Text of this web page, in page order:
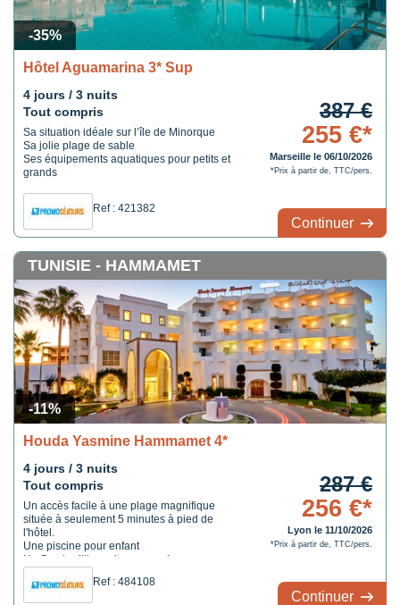
-35%
Hôtel Aguamarina 3* Sup
4 jours / 3 nuits
Tout compris
Sa situation idéale sur l’île de Minorque
Sa jolie plage de sable
Ses équipements aquatiques pour petits et
grands
Ref : 421382
387 €
255 €*
Marseille le 06/10/2026
*Prix à partir de, TTC/pers.
Continuer
-11%
TUNISIE - HAMMAMET
Houda Yasmine Hammamet 4*
4 jours / 3 nuits
Tout compris
Un accès facile à une plage magnifique
située à seulement 5 minutes à pied de
l'hôtel.
Une piscine pour enfant
Un Spa traditionnel avec une large gamme
Ref : 484108
287 €
256 €*
Lyon le 11/10/2026
*Prix à partir de, TTC/pers.
Continuer